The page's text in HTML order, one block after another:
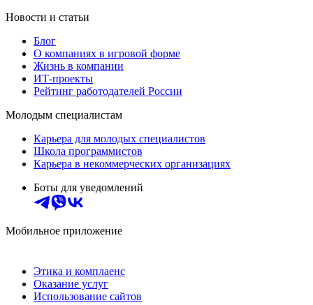
Новости и статьи
Блог
О компаниях в игровой форме
Жизнь в компании
ИТ-проекты
Рейтинг работодателей России
Молодым специалистам
Карьера для молодых специалистов
Школа программистов
Карьера в некоммерческих организациях
Боты для уведомлений
Мобильное приложение
Этика и комплаенс
Оказание услуг
Использование сайтов